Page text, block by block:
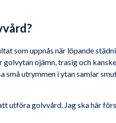
som uppnås när löpande
ojämn, trasig och
små utrymmen i ytan samlar
utföra golvvård. Jag ska här